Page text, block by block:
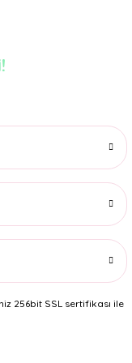
256bit SSL sertifikası ile